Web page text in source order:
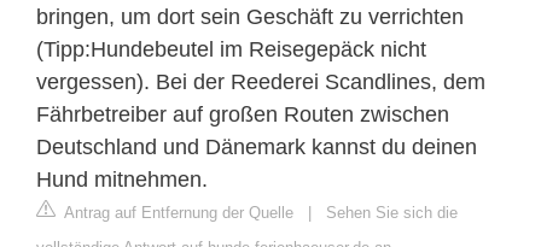
bringen, um dort sein Geschäft zu verrichten
(Tipp:Hundebeutel im Reisegepäck nicht
vergessen). Bei der Reederei Scandlines, dem
Fährbetreiber auf großen Routen zwischen
Deutschland und Dänemark kannst du deinen
Hund mitnehmen.
Antrag auf Entfernung der Quelle
Sehen Sie sich die